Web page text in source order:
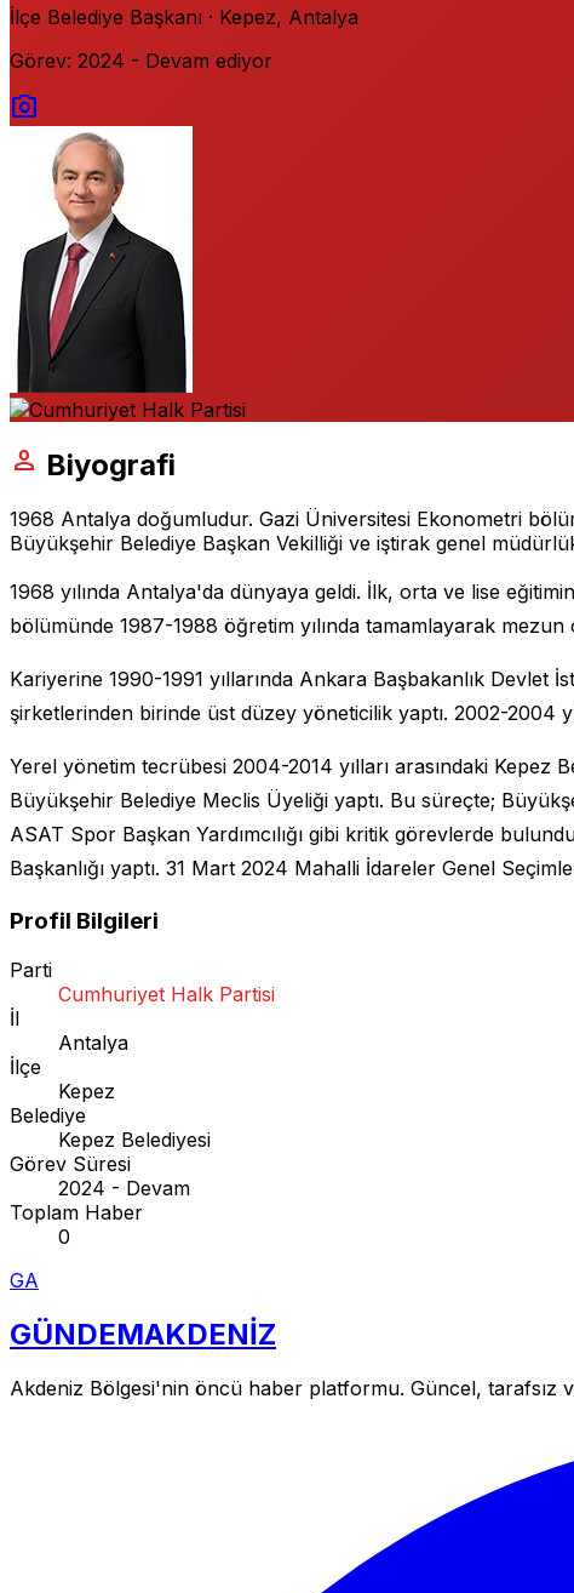
İlçe Belediye Başkanı · Kepez, Antalya
Görev: 2024 - Devam ediyor
photo_camera
person Biyografi
1968 Antalya doğumludur. Gazi Üniversitesi Ekonometri
Büyükşehir Belediye Başkan Vekilliği ve iştirak genel
1968 yılında Antalya'da dünyaya geldi. İlk, orta ve lise
bölümünde 1987-1988 öğretim yılında tamamlayarak mezun
Kariyerine 1990-1991 yıllarında Ankara Başbakanlık Devlet
şirketlerinden birinde üst düzey yöneticilik yaptı. 2002-2004
Yerel yönetim tecrübesi 2004-2014 yılları arasındaki Kepez
Büyükşehir Belediye Meclis Üyeliği yaptı. Bu süreçte;
ASAT Spor Başkan Yardımcılığı gibi kritik görevlerde
Başkanlığı yaptı. 31 Mart 2024 Mahalli İdareler Genel
Profil Bilgileri
Parti
Cumhuriyet Halk Partisi
İl
Antalya
İlçe
Kepez
Belediye
Kepez Belediyesi
Görev Süresi
2024 - Devam
Toplam Haber
0
GA
GÜNDEMAKDENİZ
Akdeniz Bölgesi'nin öncü haber platformu. Güncel, tarafsız